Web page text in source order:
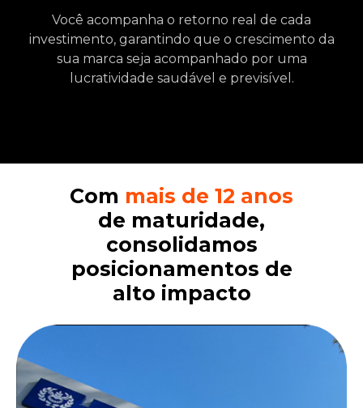
Você acompanha o retorno real de cada
investimento, garantindo que o crescimento da
sua marca seja acompanhado por uma
lucratividade saudável e previsível.
Com mais de 12 anos
de maturidade,
consolidamos
posicionamentos de
alto impacto